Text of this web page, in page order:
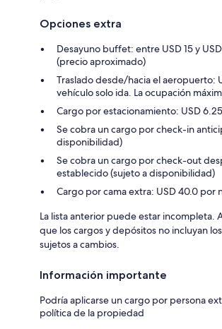
Opciones extra
Desayuno buffet: entre USD 15 y
(precio aproximado)
Traslado desde/hacia el aeropuerto:
vehículo solo ida. La ocupación
Cargo por estacionamiento: USD
Se cobra un cargo por check-in
disponibilidad)
Se cobra un cargo por check-out
establecido (sujeto a disponibilidad)
Cargo por cama extra: USD 40.0 por
La lista anterior puede estar incompleta.
que los cargos y depósitos no incluyan
sujetos a cambios.
Información importante
Podría aplicarse un cargo por persona
política de la propiedad